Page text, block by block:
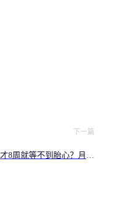
下一篇
才8周就等不到胎心？月经